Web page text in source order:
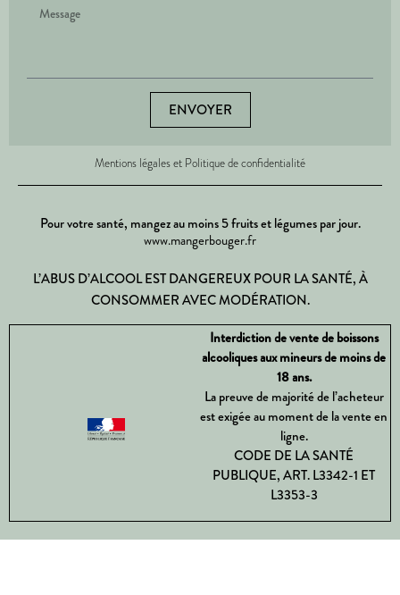
ENVOYER
Mentions légales et Politique de confidentialité
Pour votre santé, mangez au moins 5 fruits et légumes par jour.
www.mangerbouger.fr
L’ABUS D’ALCOOL EST DANGEREUX POUR LA SANTÉ, À
CONSOMMER AVEC MODÉRATION.
Interdiction de vente de boissons
alcooliques aux mineurs de moins de
18 ans.
La preuve de majorité de l’acheteur
est exigée au moment de la vente en
ligne.
CODE DE LA SANTÉ
PUBLIQUE, ART. L3342-1 ET
L3353-3